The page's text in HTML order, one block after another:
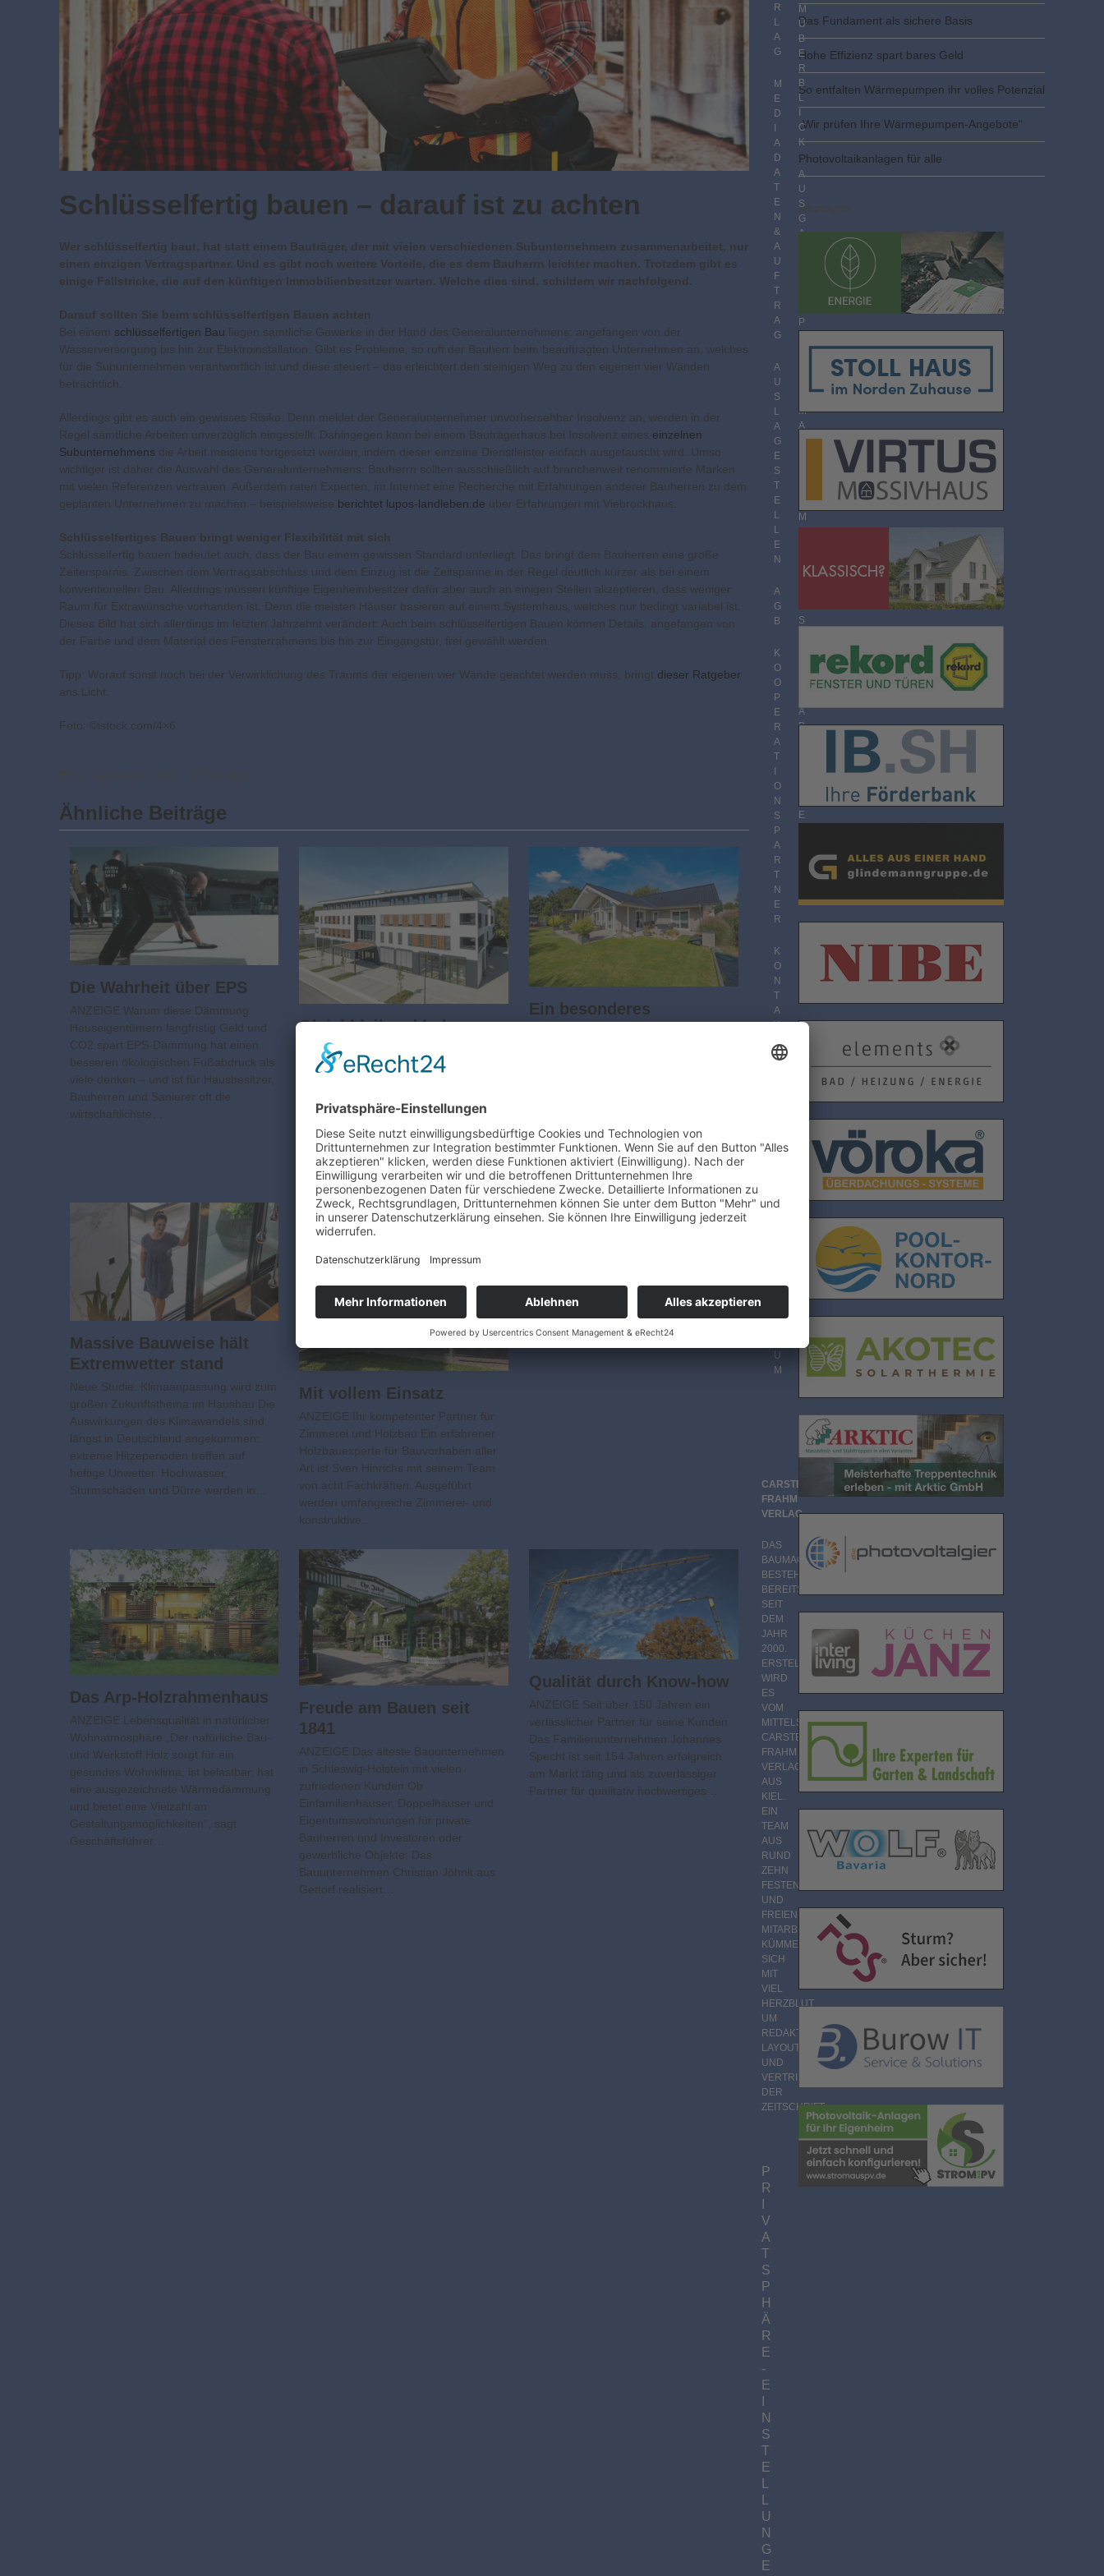
Schlüsselfertig bauen – darauf ist zu achten
Wer schlüsselfertig baut, hat statt einem Bauträger, der mit vielen verschiedenen Subunternehmern zusammenarbeitet, nur
einen einzigen Vertragspartner. Und es gibt noch weitere Vorteile, die es dem Bauherrn leichter machen. Trotzdem gibt es
einige Fallstricke, die auf den künftigen Immobilienbesitzer warten. Welche dies sind, schildern wir nachfolgend.
Darauf sollten Sie beim schlüsselfertigen Bauen achten
Bei einem schlüsselfertigen Bau liegen sämtliche Gewerke in der Hand des Generalunternehmens: angefangen von der
Wasserversorgung bis hin zur Elektroinstallation. Gibt es Probleme, so ruft der Bauherr beim beauftragten Unternehmen an, welches
für die Subunternehmen verantwortlich ist und diese steuert – das erleichtert den steinigen Weg zu den eigenen vier Wänden
beträchtlich.
Allerdings gibt es auch ein gewisses Risiko: Denn meldet der Generalunternehmer unvorhersehbar Insolvenz an, werden in der
Regel sämtliche Arbeiten unverzüglich eingestellt. Dahingegen kann bei einem Bauträgerhaus bei Insolvenz eines einzelnen
Subunternehmens die Arbeit meistens fortgesetzt werden, indem dieser einzelne Dienstleister einfach ausgetauscht wird. Umso
wichtiger ist daher die Auswahl des Generalunternehmens: Bauherrn sollten ausschließlich auf branchenweit renommierte Marken
mit vielen Referenzen vertrauen. Außerdem raten Experten, im Internet eine Recherche mit Erfahrungen anderer Bauherren zu dem
geplanten Unternehmen zu machen – beispielsweise berichtet lupos-landleben.de über Erfahrungen mit Viebrockhaus.
Schlüsselfertiges Bauen bringt weniger Flexibilität mit sich
Schlüsselfertig bauen bedeutet auch, dass der Bau einem gewissen Standard unterliegt. Das bringt dem Bauherren eine große
Zeitersparnis. Zwischen dem Vertragsabschluss und dem Einzug ist die Zeitspanne in der Regel deutlich kürzer als bei einem
konventionellen Bau. Allerdings müssen künftige Eigenheimbesitzer dafür aber auch an einigen Stellen akzeptieren, dass weniger
Raum für Extrawünsche vorhanden ist. Denn die meisten Häuser basieren auf einem Systemhaus, welches nur bedingt variabel ist.
Dieses Bild hat sich allerdings im letzten Jahrzehnt verändert: Auch beim schlüsselfertigen Bauen können Details, angefangen von
der Farbe und dem Material des Fensterrahmens bis hin zur Eingangstür, frei gewählt werden.
Tipp: Worauf sonst noch bei der Verwirklichung des Traums der eigenen vier Wände geachtet werden muss, bringt dieser Ratgeber
ans Licht.
Foto: ©istock.com/4×6
Ähnliche Beiträge
Die Wahrheit über EPS
ANZEIGE Warum diese Dämmung
Hauseigentümern langfristig Geld und
CO2 spart EPS-Dämmung hat einen
besseren ökologischen Fußabdruck als
viele denken – und ist für Hausbesitzer,
Bauherren und Sanierer oft die
wirtschaftlichste…
Gleichbleibend hohe
Qualität
Holzbau-Unternehmen produzieren die
Immer mehr Bauvorhaben werden in
Zweifamilienhäusern kommt bereits
mehr als jeder vierte Neubau in
Deutschland aus der…
Ein besonderes
Mit individuellen Planungen,
nachhaltigen Baustoffen…
Massive Bauweise hält
Extremwetter stand
Neue Studie: Klimaanpassung wird zum
großen Zukunftsthema im Hausbau Die
Auswirkungen des Klimawandels sind
längst in Deutschland angekommen:
extreme Hitzeperioden treffen auf
heftige Unwetter. Hochwasser,
Sturmschäden und Dürre werden in…
Mit vollem Einsatz
ANZEIGE Ihr kompetenter Partner für
Zimmerei und Holzbau Ein erfahrener
Holzbauexperte für Bauvorhaben aller
Art ist Sven Hinrichs mit seinem Team
von acht Fachkräften. Ausgeführt
werden umfangreiche Zimmerei- und
konstruktive…
Besser bauen. Mit Holz.
unserer Zeit. In diesem Zusammenhang
haben sich auch die hervorragenden
Eigenschaften von Holz, dem
nachhaltigen Baustoff der…
Das Arp-Holzrahmenhaus
ANZEIGE Lebensqualität in natürlicher
Wohnatmosphäre „Der natürliche Bau-
und Werkstoff Holz sorgt für ein
gesundes Wohnklima, ist belastbar, hat
eine ausgezeichnete Wärme­dämmung
und bietet eine Vielzahl an
Gestaltungsmöglichkeiten“, sagt
Geschäfts­führer…
Freude am Bauen seit
1841
ANZEIGE Das älteste Bauunternehmen
in Schleswig-Holstein mit vielen
zufriedenen Kunden Ob
Einfamilienhäuser, Doppelhäuser und
Eigentumswohnungen für private
Bauherren und Investoren oder
gewerbliche Objekte: Das
Bauunternehmen Christian Jöhnk aus
Gettorf realisiert…
Qualität durch Know-how
ANZEIGE Seit über 150 Jahren ein
verlässlicher Partner für seine Kunden
Das Familienunternehmen Johannes
Specht ist seit 154 Jahren erfolgreich
am Markt tätig und als zuverlässiger
Partner für qualitativ hochwertiges…
Das Fundament als sichere Basis
Hohe Effizienz spart bares Geld
So entfalten Wärmepumpen ihr volles Potenzial
„Wir prüfen Ihre Wärmepumpen-Angebote“
Photovoltaik­­anlagen für alle
Anzeigen
R
L
A
G
M
E
D
A
D
A
T
E
N
&
A
U
F
T
R
A
G
A
U
S
L
A
G
E
S
T
E
L
L
E
N
A
G
B
K
O
O
P
E
R
A
T
O
N
S
P
A
R
T
N
E
R
K
O
N
T
A
K
S
T
U
M
M
Ü
B
E
R
B
L
C
K
A
U
S
G
A
P
M
A
M
B
S
A
B
E
CARSTEN
FRAHM
VERLAG
DAS
BAUMAGAZIN
BESTEHT
BEREITS
SEIT
DEM
JAHR
2000.
ERSTELLT
WIRD
ES
VOM
MITTELSTÄNDISCHEN
CARSTEN
FRAHM
VERLAG
AUS
KIEL.
EIN
TEAM
AUS
RUND
ZEHN
FESTEN
UND
FREIEN
MITARBEITERN
KÜMMERT
SICH
MIT
VIEL
HERZBLUT
UM
REDAKTION,
LAYOUT
UND
VERTRIEB
DER
ZEITSCHRIFT.
P
R
V
A
T
S
P
H
Ä
R
E
-
E
N
S
T
E
U
N
G
E